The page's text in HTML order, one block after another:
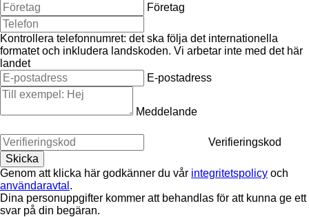
Företag
Kontrollera telefonnumret: det ska följa det internationella
formatet och inkludera landskoden. Vi arbetar inte med det här
landet
E-postadress
Meddelande
Verifieringskod
Genom att klicka här godkänner du vår integritetspolicy och
användaravtal .
Dina personuppgifter kommer att behandlas för att kunna ge ett
svar på din begäran.